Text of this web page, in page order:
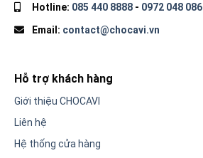
Hotline: 085 440 8888 - 0972 048 086
Email: contact@chocavi.vn
Hỗ trợ khách hàng
Giới thiệu CHOCAVI
Liên hệ
Hệ thống cửa hàng